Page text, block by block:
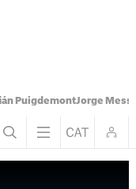
PuigdemontJorge Messi